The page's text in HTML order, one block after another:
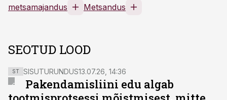
metsamajandus Metsandus
SEOTUD LOOD
ST SISUTURUNDUS13.07.26, 14:36
Pakendamisliini edu algab